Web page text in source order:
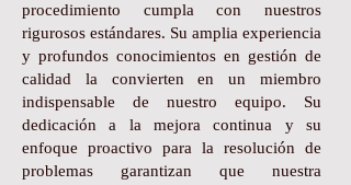
procedimiento cumpla con nuestros
rigurosos estándares. Su amplia experiencia
y profundos conocimientos en gestión de
calidad la convierten en un miembro
indispensable de nuestro equipo. Su
dedicación a la mejora continua y su
enfoque proactivo para la resolución de
problemas garantizan que nuestra